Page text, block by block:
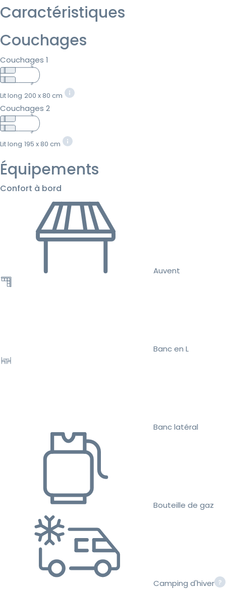
Caractéristiques
Couchages
Couchages 1
Lit long 200 x 80 cm
Couchages 2
Lit long 195 x 80 cm
Équipements
Confort à bord
Auvent
Banc en L
Banc latéral
Bouteille de gaz
Camping d'hiver